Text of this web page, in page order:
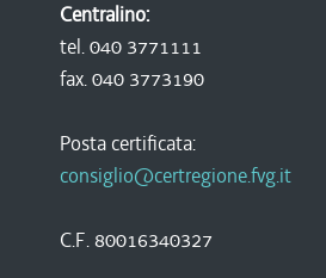
Centralino:
tel. 040 3771111
fax. 040 3773190
Posta certificata:
consiglio@certregione.fvg.it
C.F. 80016340327